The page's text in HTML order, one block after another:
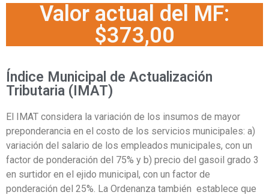
Valor actual del MF:
$373,00
Índice Municipal de Actualización
Tributaria (IMAT)
El IMAT considera la variación de los insumos de mayor
preponderancia en el costo de los servicios municipales: a)
variación del salario de los empleados municipales, con un
factor de ponderación del 75% y b) precio del gasoil grado 3
en surtidor en el ejido municipal, con un factor de
ponderación del 25%. La Ordenanza también establece que